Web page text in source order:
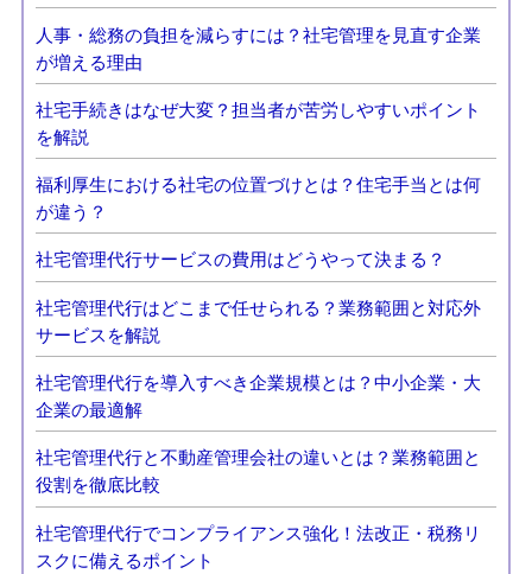
人事・総務の負担を減らすには？社宅管理を見直す企業
が増える理由
社宅手続きはなぜ大変？担当者が苦労しやすいポイント
を解説
福利厚生における社宅の位置づけとは？住宅手当とは何
が違う？
社宅管理代行サービスの費用はどうやって決まる？
社宅管理代行はどこまで任せられる？業務範囲と対応外
サービスを解説
社宅管理代行を導入すべき企業規模とは？中小企業・大
企業の最適解
社宅管理代行と不動産管理会社の違いとは？業務範囲と
役割を徹底比較
社宅管理代行でコンプライアンス強化！法改正・税務リ
スクに備えるポイント